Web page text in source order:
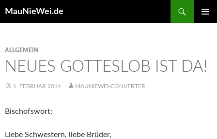
MauNieWei.de
ALLGEMEIN
NEUES GOTTESLOB IST DA!
1. FEBRUAR 2014 MAUNIEWEI-CONVERTER
Bischofswort:
Liebe Schwestern, liebe Brüder,